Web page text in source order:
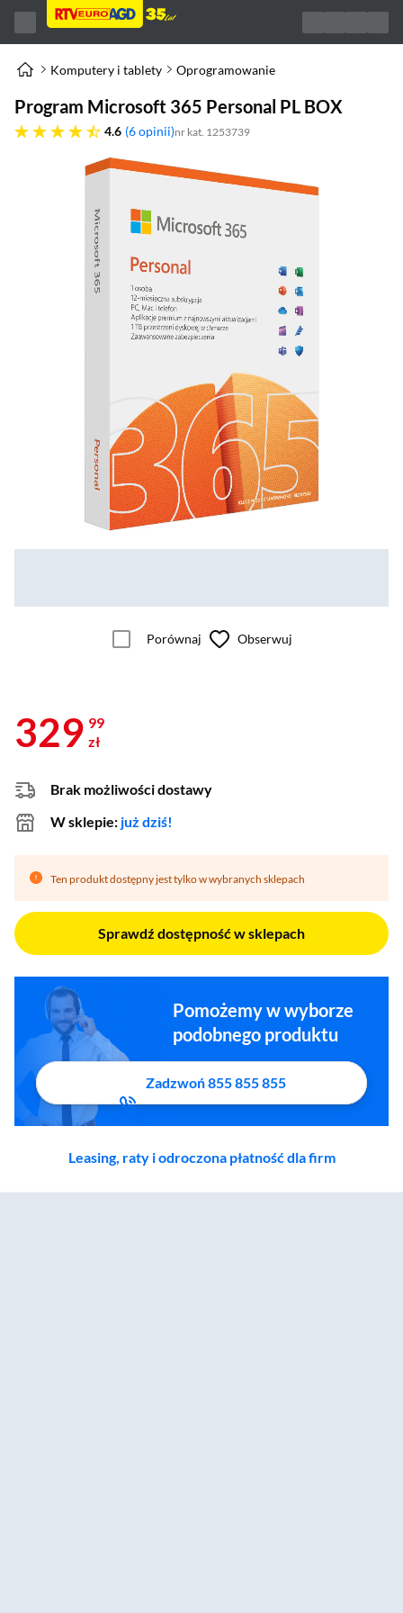
Komputery i tablety Oprogramowanie
Program Microsoft 365 Personal PL BOX
4.6
4.6 gwiazdek 6 opinii nr kat. 1253739
Porównaj Obserwuj
329 99
zł
Brak możliwości dostawy
W sklepie: już dziś!
Ten produkt dostępny jest tylko w wybranych sklepach
Sprawdź dostępność w sklepach
Pomożemy w wyborze
podobnego produktu
Zadzwoń 855 855 855
Leasing, raty i odroczona płatność dla firm